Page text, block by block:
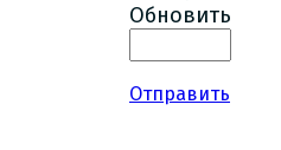
Обновить
Отправить